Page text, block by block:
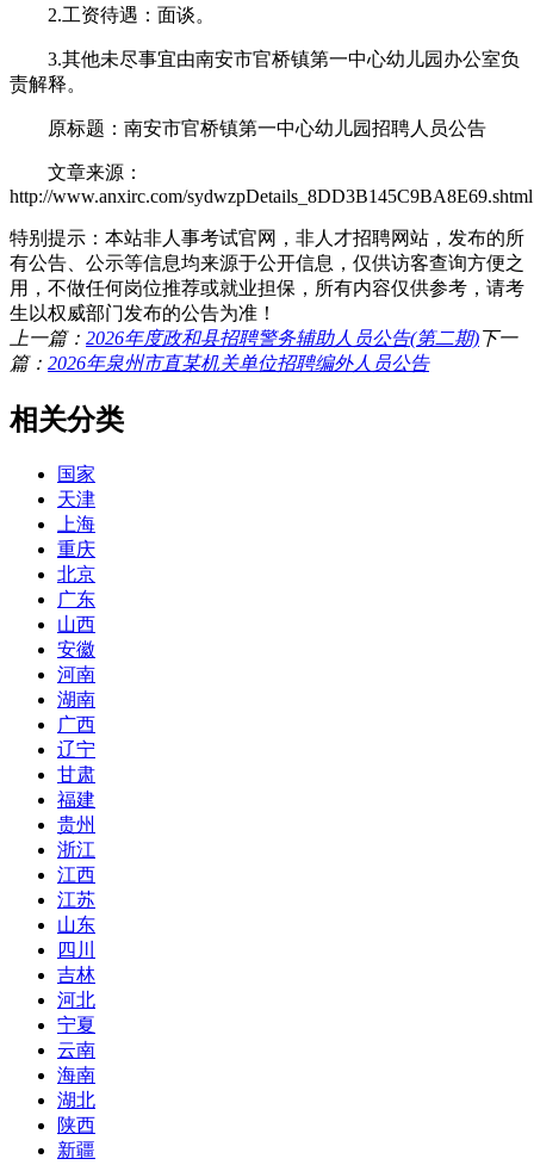
2.工资待遇：面谈。
3.其他未尽事宜由南安市官桥镇第一中心幼儿园办公室负
责解释。
原标题：南安市官桥镇第一中心幼儿园招聘人员公告
文章来源：
http://www.anxirc.com/sydwzpDetails_8DD3B145C9BA8E69.shtml
特别提示：本站非人事考试官网，非人才招聘网站，发布的所
有公告、公示等信息均来源于公开信息，仅供访客查询方便之
用，不做任何岗位推荐或就业担保，所有内容仅供参考，请考
生以权威部门发布的公告为准！
上一篇： 2026年度政和县招聘警务辅助人员公告(第二期)下一
篇： 2026年泉州市直某机关单位招聘编外人员公告
相关分类
国家
天津
上海
重庆
北京
广东
山西
安徽
河南
湖南
广西
辽宁
甘肃
福建
贵州
浙江
江西
江苏
山东
四川
吉林
河北
宁夏
云南
海南
湖北
陕西
新疆